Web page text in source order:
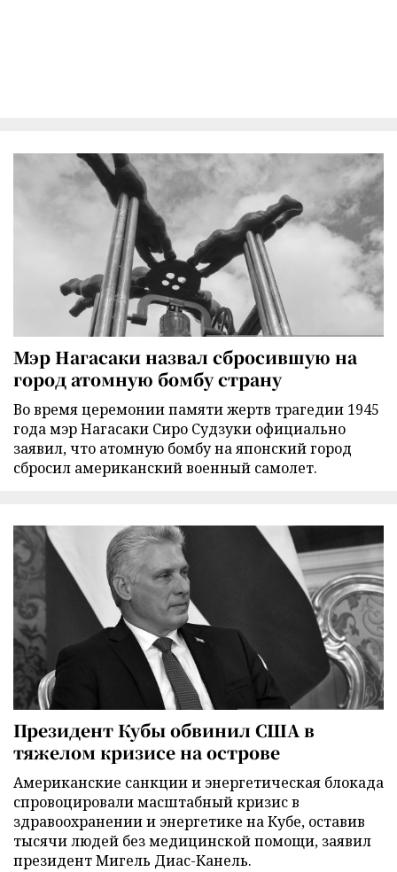
Мэр Нагасаки назвал сбросившую на
город атомную бомбу страну
Во время церемонии памяти жертв трагедии 1945
года мэр Нагасаки Сиро Судзуки официально
заявил, что атомную бомбу на японский город
сбросил американский военный самолет.
Президент Кубы обвинил США в
тяжелом кризисе на острове
Американские санкции и энергетическая блокада
спровоцировали масштабный кризис в
здравоохранении и энергетике на Кубе, оставив
тысячи людей без медицинской помощи, заявил
президент Мигель Диас-Канель.